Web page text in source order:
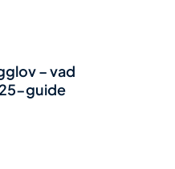
– vad
guide